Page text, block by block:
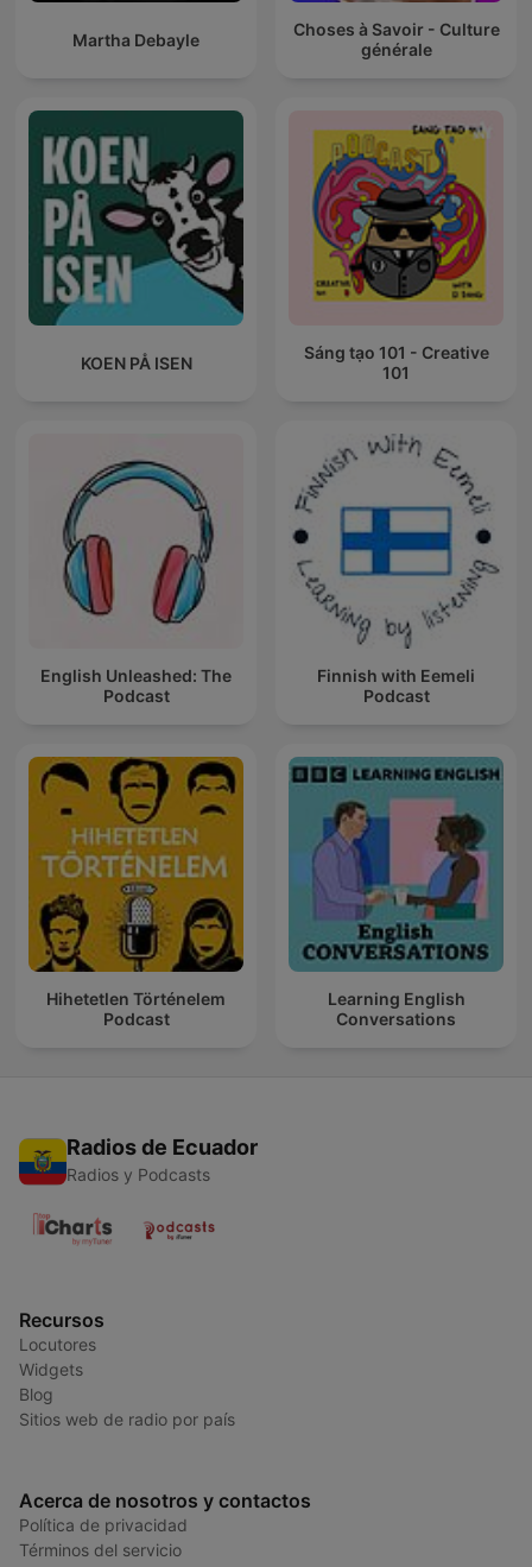
Martha Debayle
Choses à Savoir - Culture
générale
KOEN PÅ ISEN
Sáng tạo 101 - Creative
101
English Unleashed: The
Podcast
Finnish with Eemeli
Podcast
Hihetetlen Történelem
Podcast
Learning English
Conversations
Radios de Ecuador
Radios y Podcasts
Recursos
Locutores
Widgets
Blog
Sitios web de radio por país
Acerca de nosotros y contactos
Política de privacidad
Términos del servicio